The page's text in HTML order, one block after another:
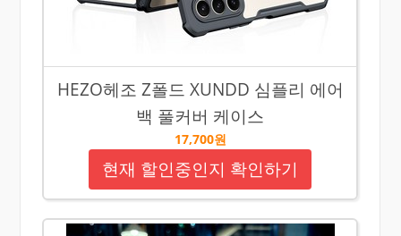
HEZO헤조 Z폴드 XUNDD 심플리 에어
백 풀커버 케이스
17,700원
현재 할인중인지 확인하기